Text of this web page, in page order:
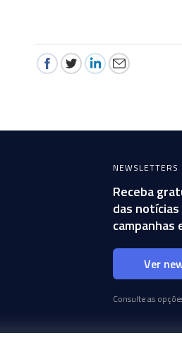
NEWSLETTERS
Receba
das
campanhas
Ver
Consulte as